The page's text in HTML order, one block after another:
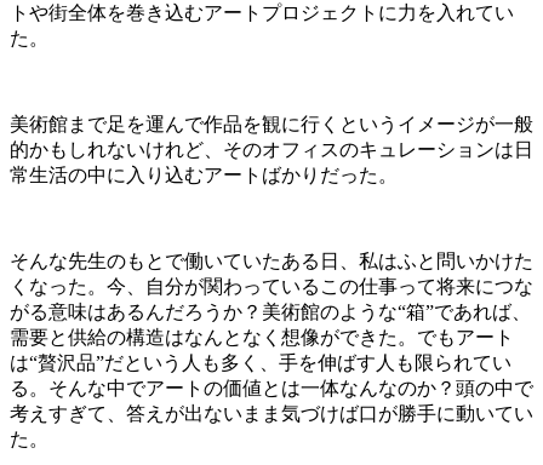
トや街全体を巻き込むアートプロジェクトに力を入れてい
た。
美術館まで足を運んで作品を観に行くというイメージが一般
的かもしれないけれど、そのオフィスのキュレーションは日
常生活の中に入り込むアートばかりだった。
そんな先生のもとで働いていたある日、私はふと問いかけた
くなった。今、自分が関わっているこの仕事って将来につな
がる意味はあるんだろうか？美術館のような“箱”であれば、
需要と供給の構造はなんとなく想像ができた。でもアート
は“贅沢品”だという人も多く、手を伸ばす人も限られてい
る。そんな中でアートの価値とは一体なんなのか？頭の中で
考えすぎて、答えが出ないまま気づけば口が勝手に動いてい
た。